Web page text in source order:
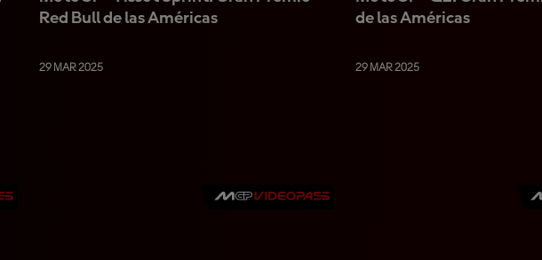
Red Bull de las Américas
29 MAR 2025
de las Américas
29 MAR 2025